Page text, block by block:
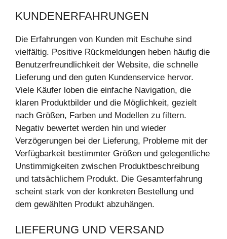
KUNDENERFAHRUNGEN
Die Erfahrungen von Kunden mit Eschuhe sind
vielfältig. Positive Rückmeldungen heben häufig die
Benutzerfreundlichkeit der Website, die schnelle
Lieferung und den guten Kundenservice hervor.
Viele Käufer loben die einfache Navigation, die
klaren Produktbilder und die Möglichkeit, gezielt
nach Größen, Farben und Modellen zu filtern.
Negativ bewertet werden hin und wieder
Verzögerungen bei der Lieferung, Probleme mit der
Verfügbarkeit bestimmter Größen und gelegentliche
Unstimmigkeiten zwischen Produktbeschreibung
und tatsächlichem Produkt. Die Gesamterfahrung
scheint stark von der konkreten Bestellung und
dem gewählten Produkt abzuhängen.
LIEFERUNG UND VERSAND